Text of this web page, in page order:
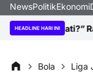
NewsPolitikEkonomi
HEADLINE HARI INI
Ray
Bola Liga